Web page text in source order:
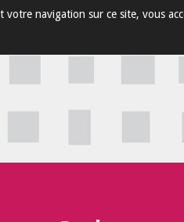
votre navigation sur ce site, vous